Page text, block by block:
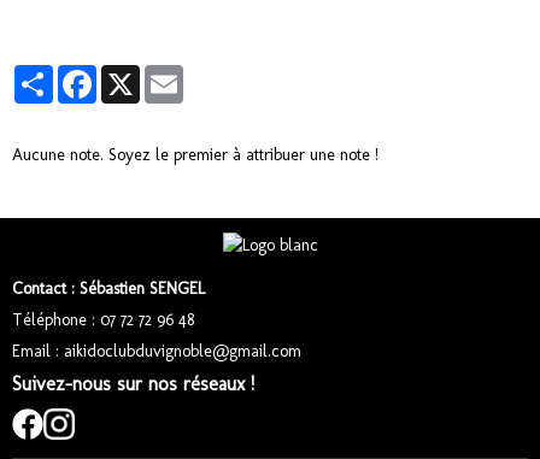
PartagerFacebook
X
Aucune note. Soyez le premier à attribuer une note !
Contact : Sébastien SENGEL
Téléphone : 07 72 72 96 48
Email : aikidoclubduvignoble@gmail.com
Suivez-nous sur nos réseaux !